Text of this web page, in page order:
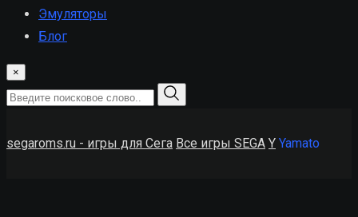
Эмуляторы
Блог
×
segaroms.ru - игры для Сега Все игры SEGA Y Yamato